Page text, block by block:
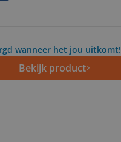
wanneer het jou uitkomt!
Bekijk product